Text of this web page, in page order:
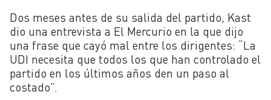
Dos meses antes de su salida del partido, Kast
dio una entrevista a El Mercurio en la que dijo
una frase que cayó mal entre los dirigentes: “La
UDI necesita que todos los que han controlado el
partido en los últimos años den un paso al
costado”.